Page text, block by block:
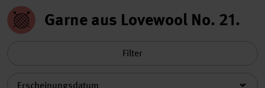
Garne aus Lovewool No. 21
Filter